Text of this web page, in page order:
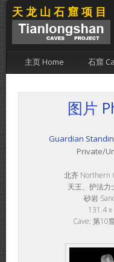
天龙山石窟项目
主页 Home 石窟
图片
Guardian
Private/
北齐 Northern
天王、护法力
砂岩
131.4 x
Cave: 第10